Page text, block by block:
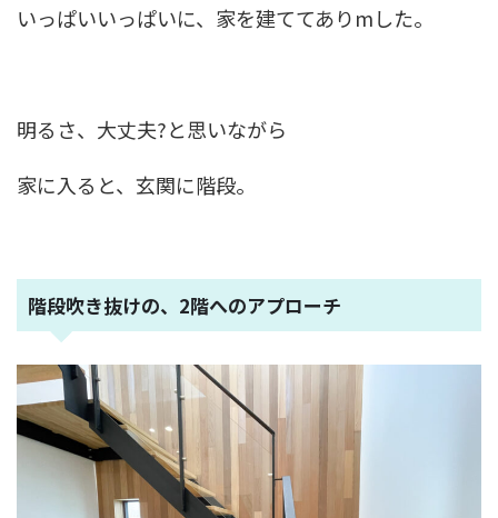
いっぱいいっぱいに、家を建ててありmした。
明るさ、大丈夫?と思いながら
家に入ると、玄関に階段。
階段吹き抜けの、2階へのアプローチ